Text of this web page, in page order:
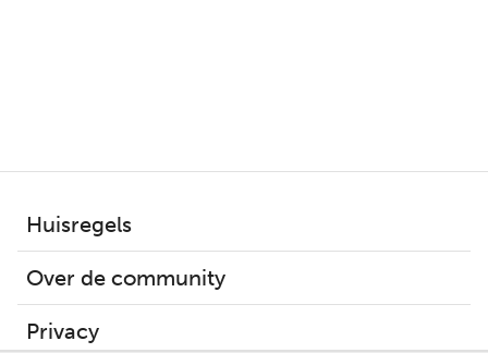
Huisregels
Over de community
Privacy